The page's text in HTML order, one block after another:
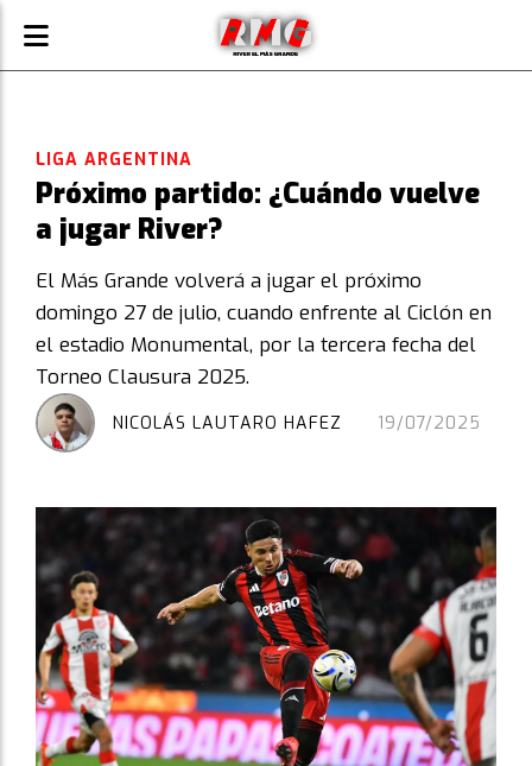
Próximo partido: ¿Cuándo vuelve
a jugar River?
El Más Grande volverá a jugar el próximo
domingo 27 de julio, cuando enfrente al Ciclón en
el estadio Monumental, por la tercera fecha del
Torneo Clausura 2025.
LIGA ARGENTINA
19/07/2025
NICOLÁS LAUTARO HAFEZ